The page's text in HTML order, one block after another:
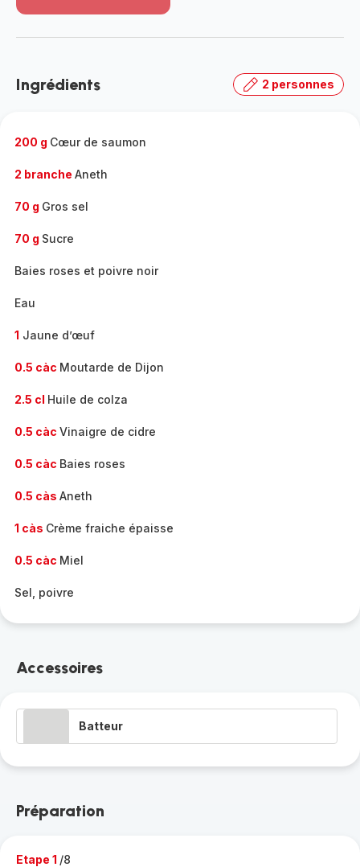
-
gamme
Ingrédients 2 personnes
200 g Cœur de saumon
2 branche Aneth
70 g Gros sel
70 g Sucre
Baies roses et poivre noir
Eau
1 Jaune d’œuf
0.5 càc Moutarde de Dijon
2.5 cl Huile de colza
0.5 càc Vinaigre de cidre
0.5 càc Baies roses
0.5 càs Aneth
1 càs Crème fraiche épaisse
0.5 càc Miel
Sel, poivre
Accessoires
Batteur
Préparation
Etape 1 /8